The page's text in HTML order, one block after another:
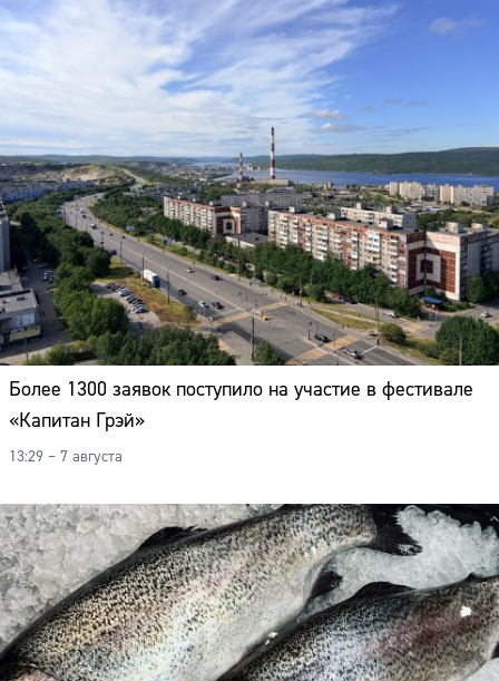
Более 1300 заявок поступило на участие в фестивале
«Капитан Грэй»
13:29 – 7 августа